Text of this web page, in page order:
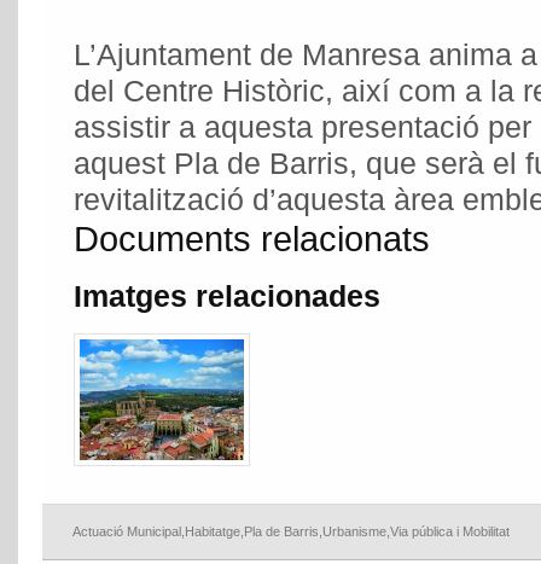
L’Ajuntament de Manresa anima
del Centre Històric, així com a la
assistir a aquesta presentació
aquest Pla de Barris, que serà el
revitalització d’aquesta àrea
Documents relacionats
Imatges relacionades
Actuació Municipal Habitatge Pla de Barris Urbanisme Via pública i Mobilitat